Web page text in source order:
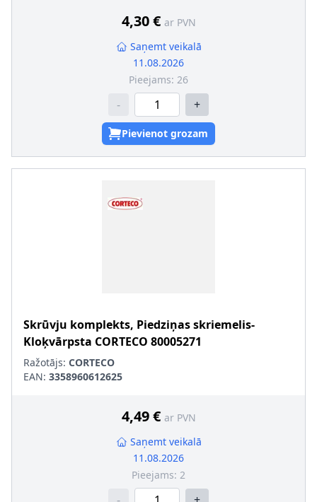
4,30 € ar PVN
Saņemt veikalā
11.08.2026
Pieejams: 26
- +
Pievienot grozam
Skrūvju komplekts, Piedziņas skriemelis-
Kloķvārpsta CORTECO 80005271
Ražotājs: CORTECO
EAN: 3358960612625
4,49 € ar PVN
Saņemt veikalā
11.08.2026
Pieejams: 2